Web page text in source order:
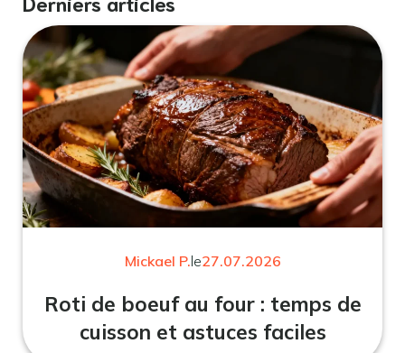
Mickael P.le27.07.2026
Roti de boeuf au four : temps de
cuisson et astuces faciles